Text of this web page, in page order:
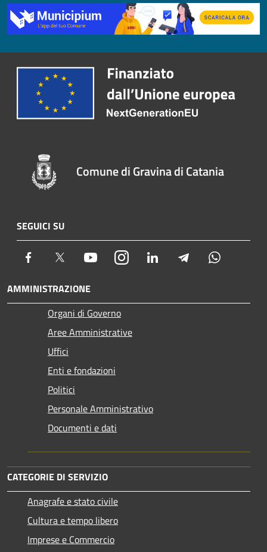
Comune di Gravina di Catania
SEGUICI SU
Facebook Twitter YoutubeInstagram LinkedIn Telegram
AMMINISTRAZIONE
Organi di Governo
Aree Amministrative
Uffici
Enti e fondazioni
Politici
Personale Amministrativo
Documenti e dati
CATEGORIE DI SERVIZIO
Anagrafe e stato civile
Cultura e tempo libero
Imprese e Commercio